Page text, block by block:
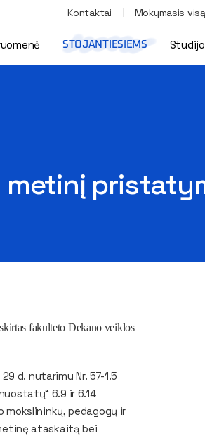
Kontaktai Mokymasis
STOJANTIESIEMS
metinį
fakulteto Dekano veiklos
d. nutarimu Nr. 57-1.5
6.9 ir 6.14
pedagogų ir
ataskaitą bei